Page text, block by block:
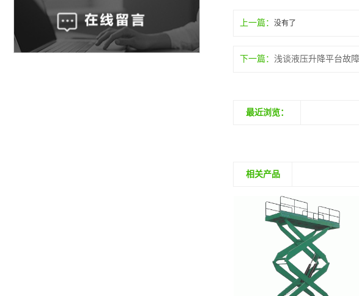
上一篇：没有了
下一篇： 浅谈液压升降平台故
最近浏览：
相关产品